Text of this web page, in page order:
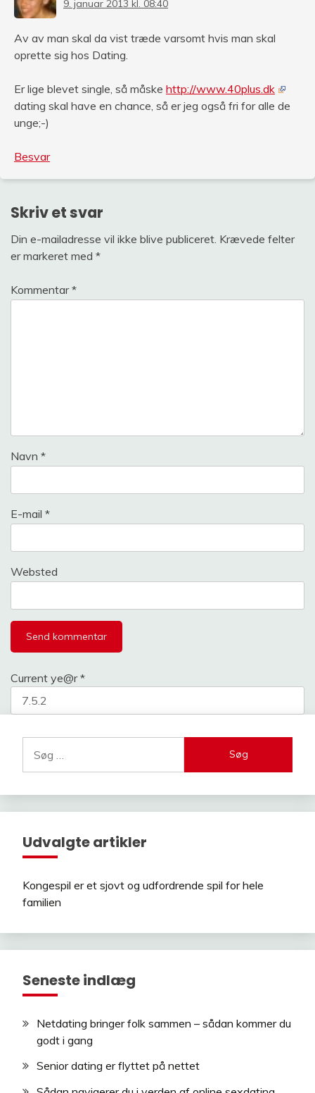
9. januar 2013 kl. 08:40
Av av man skal da vist træde varsomt hvis man skal
oprette sig hos Dating.
Er lige blevet single, så måske http://www.40plus.dk
dating skal have en chance, så er jeg også fri for alle de
unge;-)
Besvar
Skriv et svar
Din e-mailadresse vil ikke blive publiceret. Krævede felter
er markeret med *
Kommentar*
Navn *
E-mail *
Websted
Current ye@r*
efter:
Udvalgte artikler
Kongespil er et sjovt og udfordrende spil for hele
familien
Seneste indlæg
Netdating bringer folk sammen – sådan kommer du
godt i gang
Senior dating er flyttet på nettet